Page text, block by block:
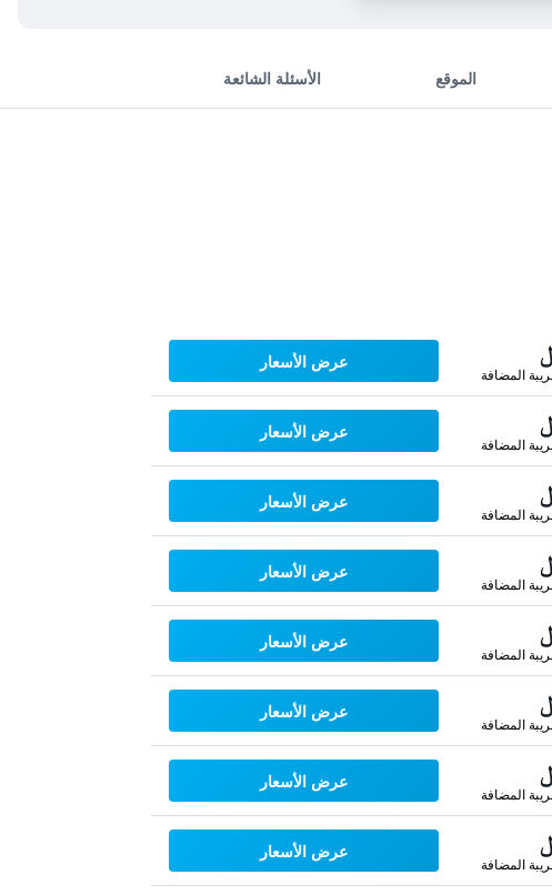
الموقع الأسئلة الشائعة
المضافة
عرض الأسعار
المضافة
عرض الأسعار
المضافة
عرض الأسعار
المضافة
عرض الأسعار
المضافة
عرض الأسعار
المضافة
عرض الأسعار
المضافة
عرض الأسعار
المضافة
عرض الأسعار